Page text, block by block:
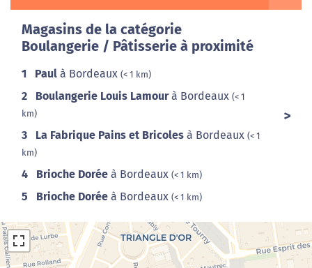
Magasins de la catégorie
Boulangerie / Pâtisserie à proximité
1 Paul à Bordeaux (< 1 km)
2 Boulangerie Louis Lamourà Bordeaux (< 1
km)
3 La Fabrique Pains et Bricoles à Bordeaux (< 1
km)
4 Brioche Dorée à Bordeaux (< 1 km)
5 Brioche Dorée à Bordeaux (< 1 km)